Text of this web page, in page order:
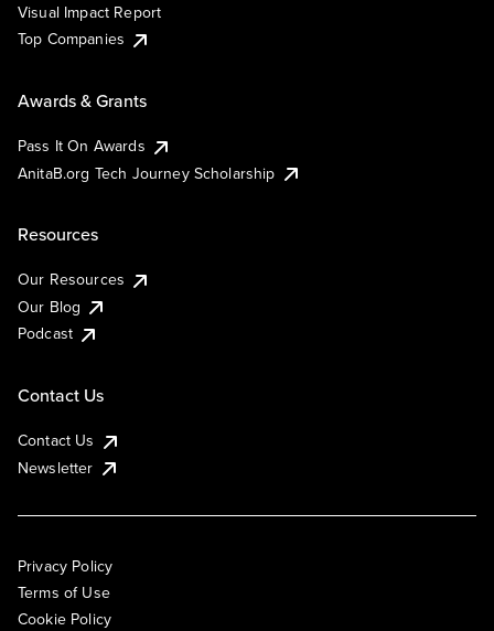
Visual Impact Report
Top Companies
Awards & Grants
Pass It On Awards
AnitaB.org Tech Journey Scholarship
Resources
Our Resources
Our Blog
Podcast
Contact Us
Contact Us
Newsletter
Privacy Policy
Terms of Use
Cookie Policy